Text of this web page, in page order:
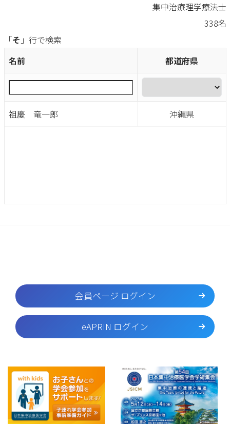
集中治療理学療法士
338名
「そ 」行で検索
名前
都道府県
祖慶 竜一郎 沖縄県
会員ページ ログイン
eAPRIN ログイン